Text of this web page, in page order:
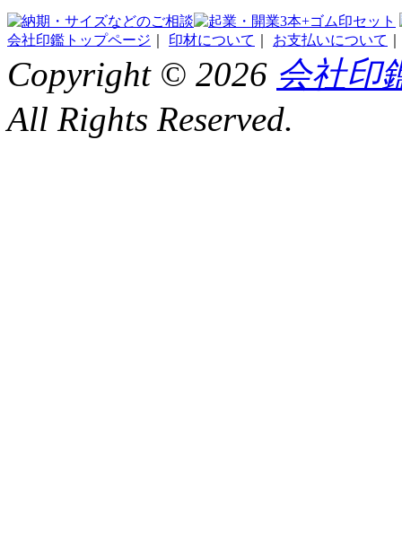
会社印鑑トップページ 印材について お支払いについて
Copyright © 2026 会社印
All Rights Reserved.